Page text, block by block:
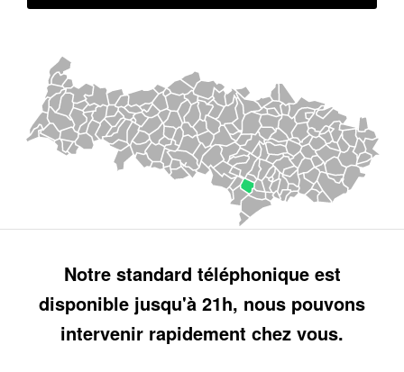
Notre standard téléphonique est
disponible jusqu'à 21h, nous pouvons
intervenir rapidement chez vous.